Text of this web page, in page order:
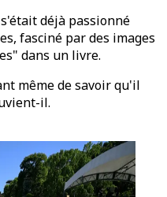
déjà passionné
fasciné par des images
dans un livre.
même de savoir qu'il
il.